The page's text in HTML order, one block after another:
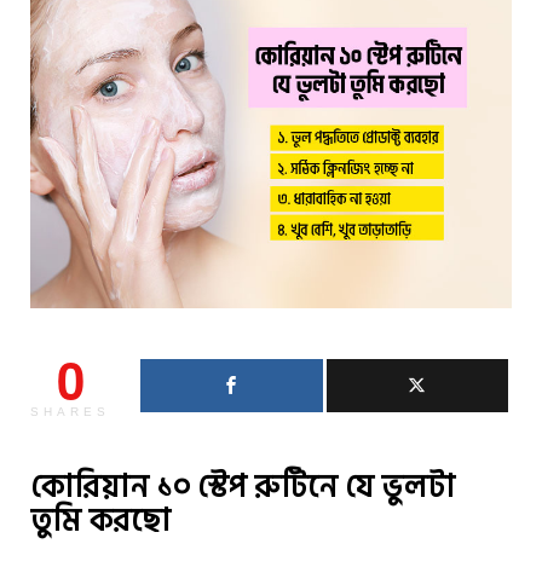
0
SHARES
কোরিয়ান ১০ স্টেপ রুটিনে যে ভুলটা
তুমি করছো